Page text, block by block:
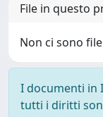
File in questo
Non ci sono
I documenti in
tutti i diritti